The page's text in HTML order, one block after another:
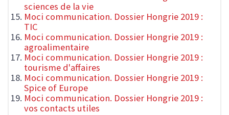
sciences de la vie
Moci communication. Dossier Hongrie 2019 :
TIC
Moci communication. Dossier Hongrie 2019 :
agroalimentaire
Moci communication. Dossier Hongrie 2019 :
tourisme d'affaires
Moci communication. Dossier Hongrie 2019 :
Spice of Europe
Moci communication. Dossier Hongrie 2019 :
vos contacts utiles